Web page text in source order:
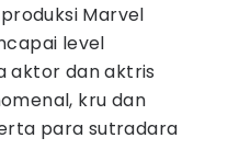
Marvel
level
aktor dan aktris
kru dan
para sutradara